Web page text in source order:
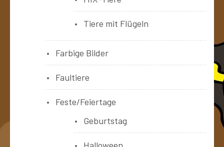
Tiere mit Flügeln
Farbige Bilder
Faultiere
Feste/Feiertage
Geburtstag